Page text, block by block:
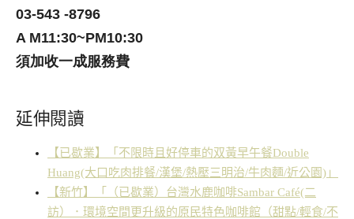
03-543 -8796
A M11:30~PM10:30
須加收一成服務費
延伸閱讀
【已歇業】「不限時且好停車的双黃早午餐Double
Huang(大口吃肉排餐/漢堡/熱壓三明治/牛肉麵/近公園)」
【新竹】「（已歇業）台灣水鹿咖啡Sambar Café(二
訪）．環境空間更升級的原民特色咖啡館（甜點/輕食/不